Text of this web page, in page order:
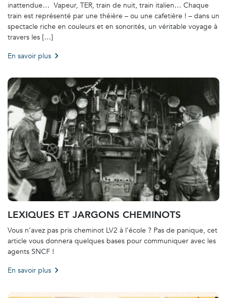
inattendue… Vapeur, TER, train de nuit, train italien… Chaque
train est représenté par une théière – ou une cafetière ! – dans un
spectacle riche en couleurs et en sonorités, un véritable voyage à
travers les […]
En savoir plus
LEXIQUES ET JARGONS CHEMINOTS
Vous n’avez pas pris cheminot LV2 à l’école ? Pas de panique, cet
article vous donnera quelques bases pour communiquer avec les
agents SNCF !
En savoir plus